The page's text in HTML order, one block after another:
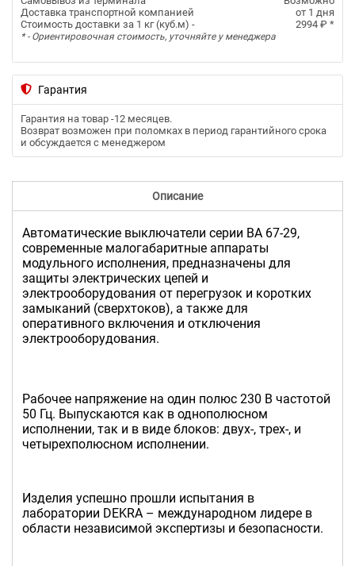
Доставка транспортной компанией
от 1 дня
Стоимость доставки за 1 кг (куб.м) -
2994 ₽ *
* - Ориентировочная стоимость, уточняйте у менеджера
Гарантия
Гарантия на товар -12 месяцев.
Возврат возможен при поломках в период гарантийного срока
и обсуждается с менеджером
Описание
Автоматические выключатели серии ВА 67-29,
современные малогабаритные аппараты
модульного исполнения, предназначены для
защиты электрических цепей и
электрооборудования от перегрузок и коротких
замыканий (сверхтоков), а также для
оперативного включения и отключения
электрооборудования.
Рабочее напряжение на один полюс 230 В частотой
50 Гц. Выпускаются как в однополюсном
исполнении, так и в виде блоков: двух-, трех-, и
четырехполюсном исполнении.
Изделия успешно прошли испытания в
лаборатории DEKRA – международном лидере в
области независимой экспертизы и безопасности.